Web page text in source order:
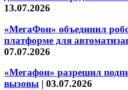
13.07.2026
«МегаФон» объединил
платформе для
07.07.2026
«Мегафон» разрешил
вызовы | 03.07.2026